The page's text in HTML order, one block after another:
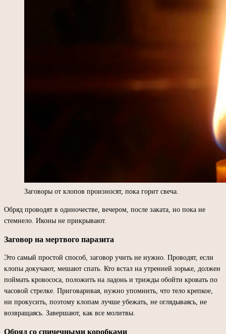
Заговоры от клопов произносят, пока горит свеча.
Обряд проводят в одиночестве, вечером, после заката, но пока не
стемнело. Иконы не прикрывают.
Заговор на мертвого паразита
Это самый простой способ, заговор учить не нужно. Проводят, если
клопы докучают, мешают спать. Кто встал на утренней зорьке, должен
поймать кровососа, положить на ладонь и трижды обойти кровать по
часовой стрелке. Приговаривая, нужно упомнить, что тело крепкое,
ни прокусить, поэтому клопам лучше убежать, не оглядываясь, не
возвращаясь. Завершают, как все молитвы.
Обряд со спичечными коробками